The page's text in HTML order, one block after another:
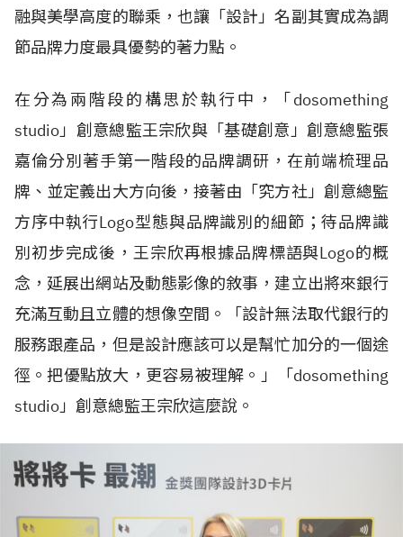
融與美學高度的聯乘，也讓「設計」名副其實成為調
節品牌力度最具優勢的著力點。
在分為兩階段的構思於執行中，「dosomething
studio」創意總監王宗欣與「基礎創意」創意總監張
嘉倫分別著手第一階段的品牌調研，在前端梳理品
牌、並定義出大方向後，接著由「究方社」創意總監
方序中執行Logo型態與品牌識別的細節；待品牌識
別初步完成後，王宗欣再根據品牌標語與Logo的概
念，延展出網站及動態影像的敘事，建立出將來銀行
充滿互動且立體的想像空間。「設計無法取代銀行的
服務跟產品，但是設計應該可以是幫忙加分的一個途
徑。把優點放大，更容易被理解。」「dosomething
studio」創意總監王宗欣這麼說。